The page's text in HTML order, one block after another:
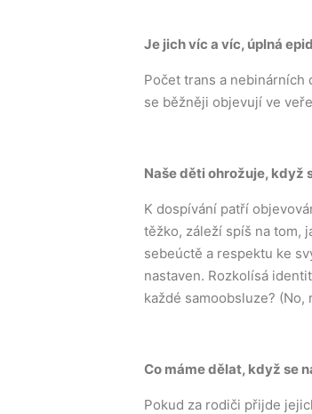
Je jich víc a víc, úplná
Počet trans a
se běžněji objevují ve
Naše děti ohrožuje, když
K dospívání patří
těžko, záleží spíš na tom,
sebeúctě a respektu ke
nastaven. Rozkolísá
každé samoobsluze?
Co máme dělat, když se
Pokud za rodiči přijde